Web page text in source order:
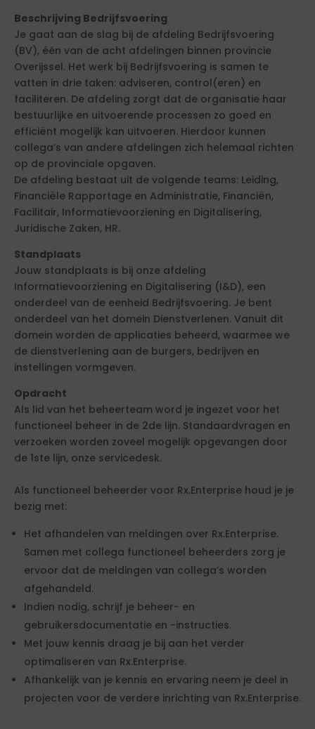
Beschrijving Bedrijfsvoering
Je gaat aan de slag bij de afdeling Bedrijfsvoering
(BV), één van de acht afdelingen binnen provincie
Overijssel. Het werk bij Bedrijfsvoering is samen te
vatten in drie taken: adviseren, control(eren) en
faciliteren. De afdeling zorgt dat de organisatie haar
bestuurlijke en uitvoerende processen zo goed en
efficiënt mogelijk kan uitvoeren. Hierdoor kunnen
collega’s van andere afdelingen zich helemaal richten
op de provinciale opgaven.
De afdeling bestaat uit de volgende teams: Leiding,
Financiële Rapportage en Administratie, Financiën,
Facilitair, Informatievoorziening en Digitalisering,
Juridische Zaken, HR.
Standplaats
Jouw standplaats is bij onze afdeling
Informatievoorziening en Digitalisering (I&D), een
onderdeel van de eenheid Bedrijfsvoering. Je bent
onderdeel van het domein Dienstverlenen. Vanuit dit
domein worden de applicaties beheerd, waarmee we
de dienstverlening aan de burgers, bedrijven en
instellingen vormgeven.
Opdracht
Als lid van het beheerteam word je ingezet voor het
functioneel beheer in de 2de lijn. Standaardvragen en
verzoeken worden zoveel mogelijk opgevangen door
de 1ste lijn, onze servicedesk.
Als functioneel beheerder voor Rx.Enterprise houd je je
bezig met:
Het afhandelen van meldingen over Rx.Enterprise.
Samen met collega functioneel beheerders zorg je
ervoor dat de meldingen van collega’s worden
afgehandeld.
Indien nodig, schrijf je beheer- en
gebruikersdocumentatie en -instructies.
Met jouw kennis draag je bij aan het verder
optimaliseren van Rx.Enterprise.
Afhankelijk van je kennis en ervaring neem je deel in
projecten voor de verdere inrichting van Rx.Enterprise.